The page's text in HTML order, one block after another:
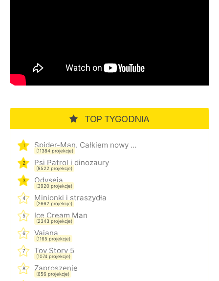
TOP TYGODNIA
1 Spider-Man. Całkiem nowy dzień
(11384 projekcje)
2 Psi Patrol i dinozaury
(8522 projekcje)
3 Odyseja
(3920 projekcje)
4 Minionki i straszydła
(2662 projekcje)
5 Ice Cream Man
(2343 projekcje)
6 Vaiana
(1165 projekcje)
7 Toy Story 5
(1074 projekcje)
8 Zaproszenie
(656 projekcje)